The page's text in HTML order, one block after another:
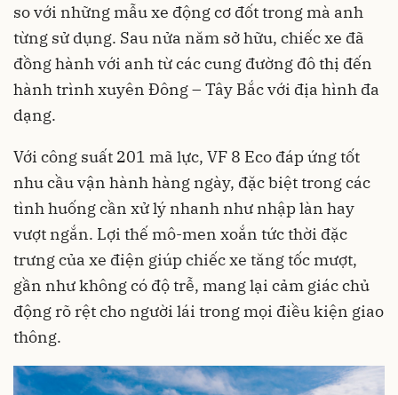
so với những mẫu xe động cơ đốt trong mà anh
từng sử dụng. Sau nửa năm sở hữu, chiếc xe đã
đồng hành với anh từ các cung đường đô thị đến
hành trình xuyên Đông – Tây Bắc với địa hình đa
dạng.
Với công suất 201 mã lực, VF 8 Eco đáp ứng tốt
nhu cầu vận hành hàng ngày, đặc biệt trong các
tình huống cần xử lý nhanh như nhập làn hay
vượt ngắn. Lợi thế mô-men xoắn tức thời đặc
trưng của xe điện giúp chiếc xe tăng tốc mượt,
gần như không có độ trễ, mang lại cảm giác chủ
động rõ rệt cho người lái trong mọi điều kiện giao
thông.